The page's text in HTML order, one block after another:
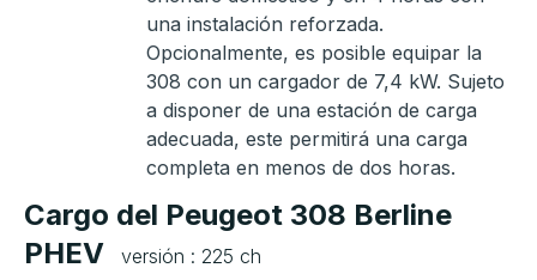
una instalación reforzada.
Opcionalmente, es posible equipar la
308 con un cargador de 7,4 kW. Sujeto
a disponer de una estación de carga
adecuada, este permitirá una carga
completa en menos de dos horas.
Cargo del Peugeot 308 Berline
PHEV
versión : 225 ch